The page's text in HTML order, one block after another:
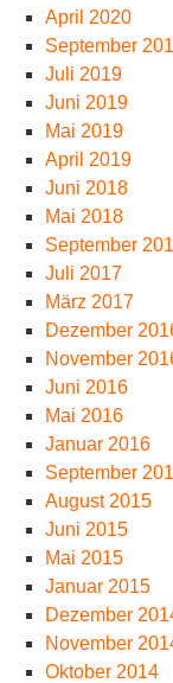
April 2020
September
Juli 2019
Juni 2019
Mai 2019
April 2019
Juni 2018
Mai 2018
September
Juli 2017
März 2017
Dezember
November
Juni 2016
Mai 2016
Januar 2016
September
August 2015
Juni 2015
Mai 2015
Januar 2015
Dezember
November
Oktober 2014